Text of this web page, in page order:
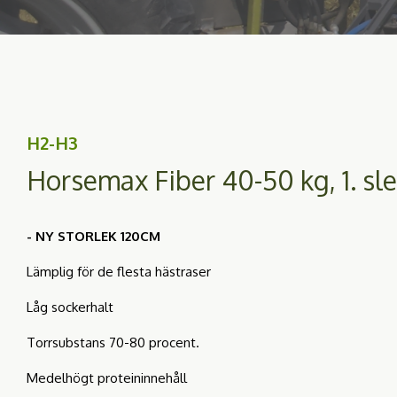
H2-H3
Horsemax Fiber 40-50 kg, 1.
- NY STORLEK 120CM
Lämplig för de flesta hästraser
Låg sockerhalt
Torrsubstans 70-80 procent.
Medelhögt proteininnehåll